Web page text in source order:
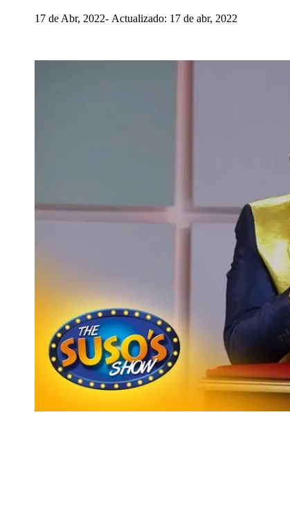
17 de Abr, 2022 Actualizado: 17 de abr, 2022